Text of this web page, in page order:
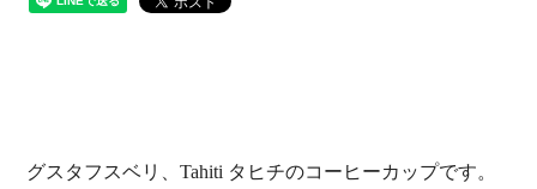
グスタフスベリ、Tahiti タヒチのコーヒーカップです。